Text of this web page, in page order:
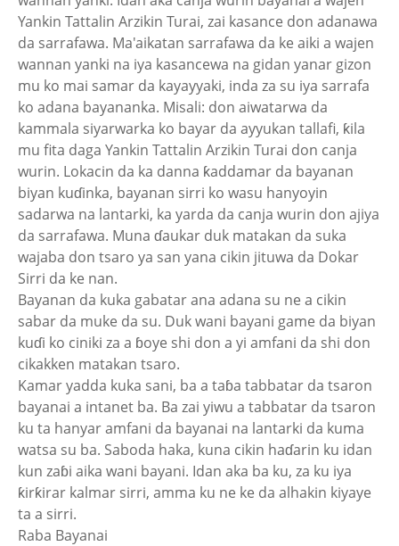
Yankin Tattalin Arzikin Turai, zai kasance don adanawa
da sarrafawa. Ma'aikatan sarrafawa da ke aiki a wajen
wannan yanki na iya kasancewa na gidan yanar gizon
mu ko mai samar da kayayyaki, inda za su iya sarrafa
ko adana bayananka. Misali: don aiwatarwa da
kammala siyarwarka ko bayar da ayyukan tallafi, ƙila
mu fita daga Yankin Tattalin Arzikin Turai don canja
wurin. Lokacin da ka danna ƙaddamar da bayanan
biyan kuɗinka, bayanan sirri ko wasu hanyoyin
sadarwa na lantarki, ka yarda da canja wurin don ajiya
da sarrafawa. Muna ɗaukar duk matakan da suka
wajaba don tsaro ya san yana cikin jituwa da Dokar
Sirri da ke nan.
Bayanan da kuka gabatar ana adana su ne a cikin
sabar da muke da su. Duk wani bayani game da biyan
kuɗi ko ciniki za a ɓoye shi don a yi amfani da shi don
cikakken matakan tsaro.
Kamar yadda kuka sani, ba a taɓa tabbatar da tsaron
bayanai a intanet ba. Ba zai yiwu a tabbatar da tsaron
ku ta hanyar amfani da bayanai na lantarki da kuma
watsa su ba. Saboda haka, kuna cikin haɗarin ku idan
kun zaɓi aika wani bayani. Idan aka ba ku, za ku iya
ƙirƙirar kalmar sirri, amma ku ne ke da alhakin kiyaye
ta a sirri.
Raba Bayanai